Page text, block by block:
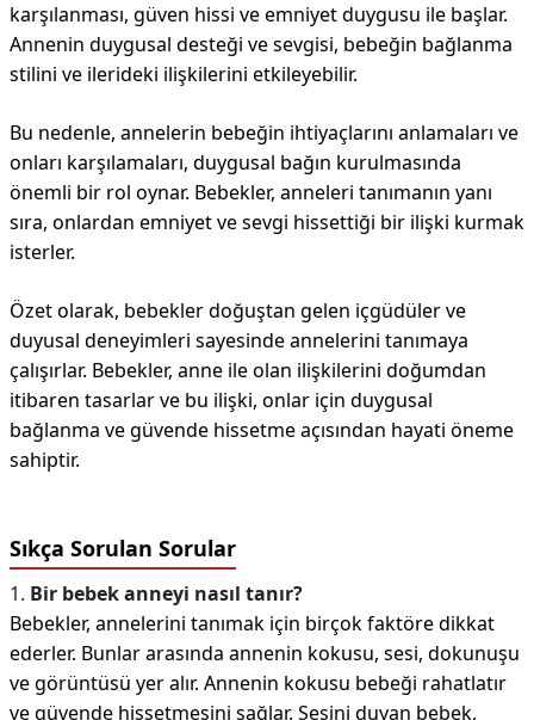
karşılanması, güven hissi ve emniyet duygusu ile başlar.
Annenin duygusal desteği ve sevgisi, bebeğin bağlanma
stilini ve ilerideki ilişkilerini etkileyebilir.
Bu nedenle, annelerin bebeğin ihtiyaçlarını anlamaları ve
onları karşılamaları, duygusal bağın kurulmasında
önemli bir rol oynar. Bebekler, anneleri tanımanın yanı
sıra, onlardan emniyet ve sevgi hissettiği bir ilişki kurmak
isterler.
Özet olarak, bebekler doğuştan gelen içgüdüler ve
duyusal deneyimleri sayesinde annelerini tanımaya
çalışırlar. Bebekler, anne ile olan ilişkilerini doğumdan
itibaren tasarlar ve bu ilişki, onlar için duygusal
bağlanma ve güvende hissetme açısından hayati öneme
sahiptir.
Sıkça Sorulan Sorular
1. Bir bebek anneyi nasıl tanır?
Bebekler, annelerini tanımak için birçok faktöre dikkat
ederler. Bunlar arasında annenin kokusu, sesi, dokunuşu
ve görüntüsü yer alır. Annenin kokusu bebeği rahatlatır
ve güvende hissetmesini sağlar. Sesini duyan bebek,